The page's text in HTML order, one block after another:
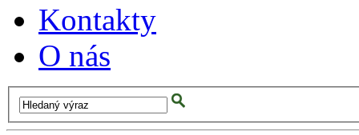
Kontakty
O nás